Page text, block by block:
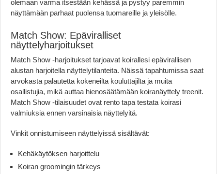
olemaan varma itsestään kehässä ja pystyy paremmin
näyttämään parhaat puolensa tuomareille ja yleisölle.
Match Show: Epäviralliset
näyttelyharjoitukset
Match Show -harjoitukset tarjoavat koirallesi epävirallisen
alustan harjoitella näyttelytilanteita. Näissä tapahtumissa saat
arvokasta palautetta kokeneilta kouluttajilta ja muita
osallistujia, mikä auttaa hienosäätämään koiranäyttely treenit.
Match Show -tilaisuudet ovat rento tapa testata koirasi
valmiuksia ennen varsinaisia näyttelyitä.
Vinkit onnistumiseen näyttelyissä sisältävät:
Kehäkäytöksen harjoittelu
Koiran groomingin tärkeys